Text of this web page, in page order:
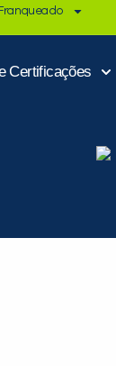
Franqueado
Certificações